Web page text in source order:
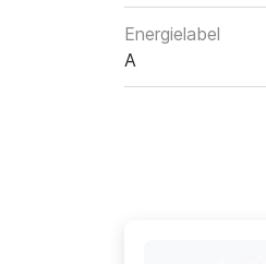
Energielabel
A